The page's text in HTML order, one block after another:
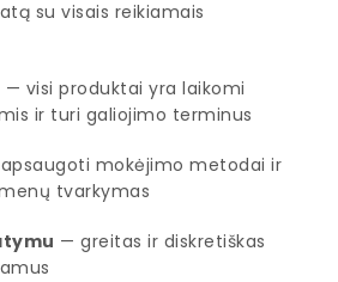
su visais reikiamais
— visi produktai yra laikomi
ir turi galiojimo terminus
mokėjimo metodai ir
tvarkymas
— greitas ir diskretiškas